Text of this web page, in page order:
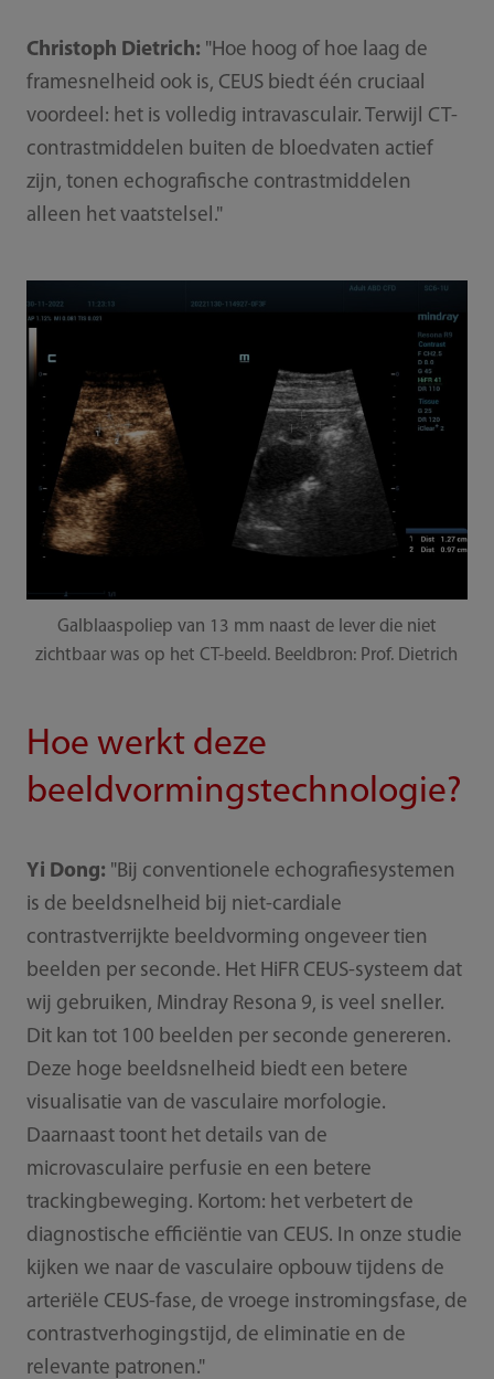
Christoph Dietrich: "Hoe hoog of hoe laag de
framesnelheid ook is, CEUS biedt één cruciaal
voordeel: het is volledig intravasculair. Terwijl CT-
contrastmiddelen buiten de bloedvaten actief
zijn, tonen echografische contrastmiddelen
alleen het vaatstelsel."
Galblaaspoliep van 13 mm naast de lever die niet
zichtbaar was op het CT-beeld. Beeldbron: Prof. Dietrich
Hoe werkt deze
beeldvormingstechnologie?
Yi Dong: "Bij conventionele echografiesystemen
is de beeldsnelheid bij niet-cardiale
contrastverrijkte beeldvorming ongeveer tien
beelden per seconde. Het HiFR CEUS-systeem dat
wij gebruiken, Mindray Resona 9, is veel sneller.
Dit kan tot 100 beelden per seconde genereren.
Deze hoge beeldsnelheid biedt een betere
visualisatie van de vasculaire morfologie.
Daarnaast toont het details van de
microvasculaire perfusie en een betere
trackingbeweging. Kortom: het verbetert de
diagnostische efficiëntie van CEUS. In onze studie
kijken we naar de vasculaire opbouw tijdens de
arteriële CEUS-fase, de vroege instromingsfase, de
contrastverhogingstijd, de eliminatie en de
relevante patronen."